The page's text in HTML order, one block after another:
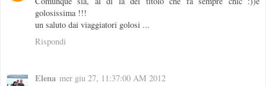
golosissima !!!
un saluto dai viaggiatori golosi ...
Rispondi
Elena mer giu 27, 11:37:00 AM 2012